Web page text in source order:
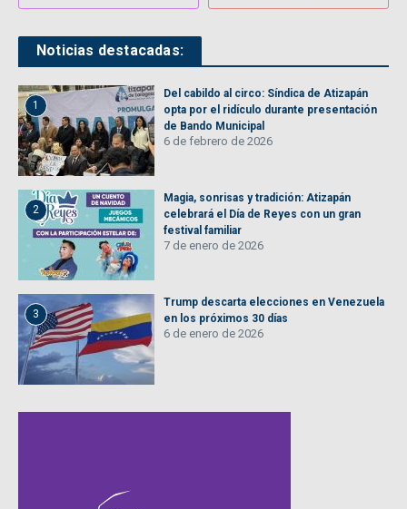
Noticias destacadas:
1
Del cabildo al circo: Síndica de Atizapán
opta por el ridículo durante presentación
de Bando Municipal
6 de febrero de 2026
2
Magia, sonrisas y tradición: Atizapán
celebrará el Día de Reyes con un gran
festival familiar
7 de enero de 2026
3
Trump descarta elecciones en Venezuela
en los próximos 30 días
6 de enero de 2026